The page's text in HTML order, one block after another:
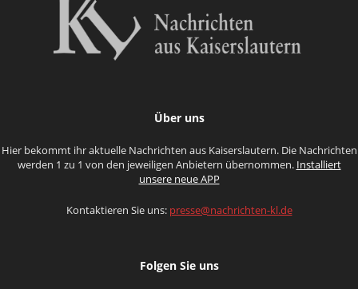
Über uns
Hier bekommt ihr aktuelle Nachrichten aus Kaiserslautern. Die Nachrichten
werden 1 zu 1 von den jeweiligen Anbietern übernommen. Installiert
unsere neue APP
Kontaktieren Sie uns: presse@nachrichten-kl.de
Folgen Sie uns